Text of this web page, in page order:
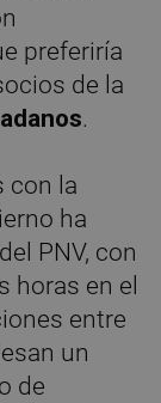
preferiría
de la
.
con la
ha
PNV, con
horas en el
entre
un
de